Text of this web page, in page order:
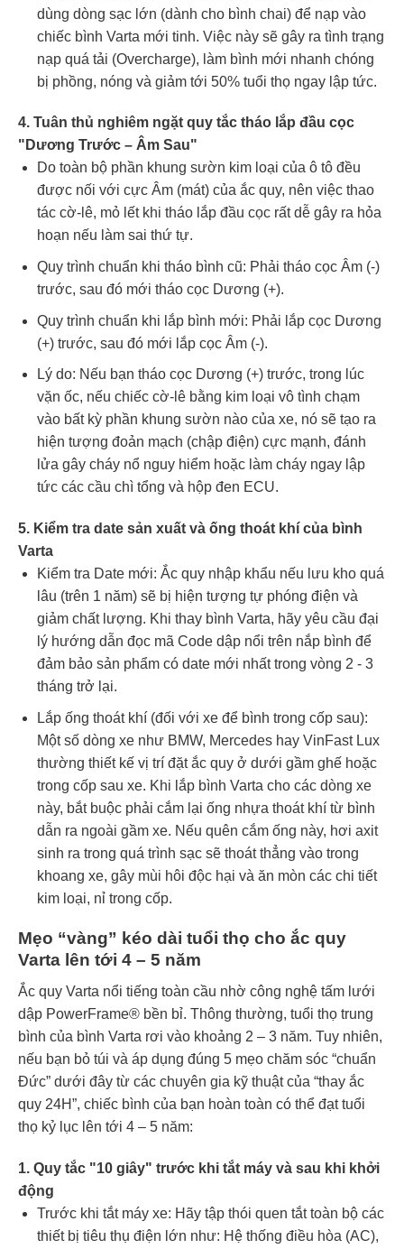
dùng dòng sạc lớn (dành cho bình chai) để nạp vào
chiếc bình Varta mới tinh. Việc này sẽ gây ra tình trạng
nạp quá tải (Overcharge), làm bình mới nhanh chóng
bị phồng, nóng và giảm tới 50% tuổi thọ ngay lập tức.
4. Tuân thủ nghiêm ngặt quy tắc tháo lắp đầu cọc
"Dương Trước – Âm Sau"
Do toàn bộ phần khung sườn kim loại của ô tô đều
được nối với cực Âm (mát) của ắc quy, nên việc thao
tác cờ-lê, mỏ lết khi tháo lắp đầu cọc rất dễ gây ra hỏa
hoạn nếu làm sai thứ tự.
Quy trình chuẩn khi tháo bình cũ: Phải tháo cọc Âm (-)
trước, sau đó mới tháo cọc Dương (+).
Quy trình chuẩn khi lắp bình mới: Phải lắp cọc Dương
(+) trước, sau đó mới lắp cọc Âm (-).
Lý do: Nếu bạn tháo cọc Dương (+) trước, trong lúc
vặn ốc, nếu chiếc cờ-lê bằng kim loại vô tình chạm
vào bất kỳ phần khung sườn nào của xe, nó sẽ tạo ra
hiện tượng đoản mạch (chập điện) cực mạnh, đánh
lửa gây cháy nổ nguy hiểm hoặc làm cháy ngay lập
tức các cầu chì tổng và hộp đen ECU.
5. Kiểm tra date sản xuất và ống thoát khí của bình
Varta
Kiểm tra Date mới: Ắc quy nhập khẩu nếu lưu kho quá
lâu (trên 1 năm) sẽ bị hiện tượng tự phóng điện và
giảm chất lượng. Khi thay bình Varta, hãy yêu cầu đại
lý hướng dẫn đọc mã Code dập nổi trên nắp bình để
đảm bảo sản phẩm có date mới nhất trong vòng 2 - 3
tháng trở lại.
Lắp ống thoát khí (đối với xe để bình trong cốp sau):
Một số dòng xe như BMW, Mercedes hay VinFast Lux
thường thiết kế vị trí đặt ắc quy ở dưới gầm ghế hoặc
trong cốp sau xe. Khi lắp bình Varta cho các dòng xe
này, bắt buộc phải cắm lại ống nhựa thoát khí từ bình
dẫn ra ngoài gầm xe. Nếu quên cắm ống này, hơi axit
sinh ra trong quá trình sạc sẽ thoát thẳng vào trong
khoang xe, gây mùi hôi độc hại và ăn mòn các chi tiết
kim loại, nỉ trong cốp.
Mẹo “vàng” kéo dài tuổi thọ cho ắc quy
Varta lên tới 4 – 5 năm
Ắc quy Varta nổi tiếng toàn cầu nhờ công nghệ tấm lưới
dập PowerFrame® bền bỉ. Thông thường, tuổi thọ trung
bình của bình Varta rơi vào khoảng 2 – 3 năm. Tuy nhiên,
nếu bạn bỏ túi và áp dụng đúng 5 mẹo chăm sóc “chuẩn
Đức” dưới đây từ các chuyên gia kỹ thuật của “thay ắc
quy 24H”, chiếc bình của bạn hoàn toàn có thể đạt tuổi
thọ kỷ lục lên tới 4 – 5 năm:
1. Quy tắc "10 giây" trước khi tắt máy và sau khi khởi
động
Trước khi tắt máy xe: Hãy tập thói quen tắt toàn bộ các
thiết bị tiêu thụ điện lớn như: Hệ thống điều hòa (AC),